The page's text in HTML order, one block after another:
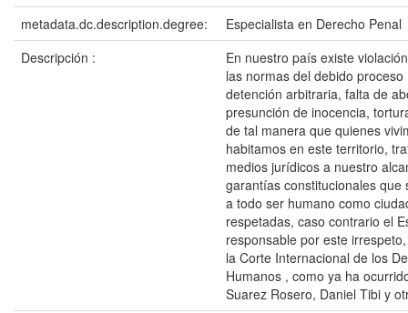
metadata.dc.description.degree:
Especialista en Derecho Penal
Descripción :
En nuestro país existe
las normas del debido
detención arbitraria, falta de
presunción de inocencia,
de tal manera que quienes
habitamos en este territorio,
medios jurídicos a nuestro
garantías constitucionales que
a todo ser humano como
respetadas, caso contrario el
responsable por este
la Corte Internacional de los
Humanos , como ya ha
Suarez Rosero, Daniel Tibi y